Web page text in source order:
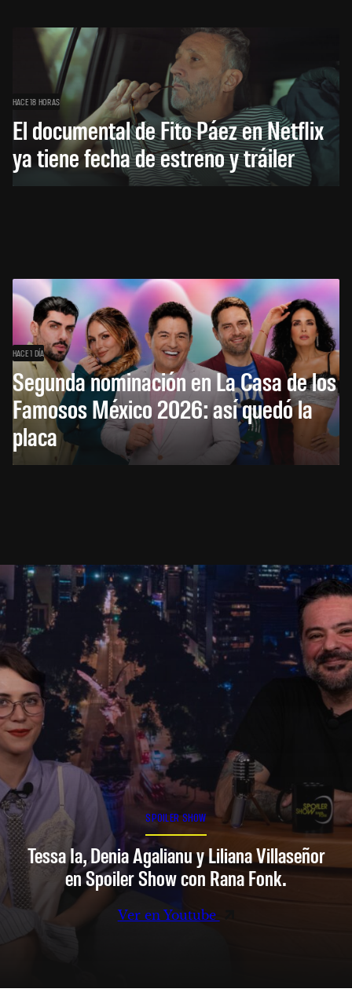
HACE 18 HORAS
El documental de Fito Páez en Netflix
ya tiene fecha de estreno y tráiler
HACE 1 DÍA
Segunda nominación en La Casa de los
Famosos México 2026: así quedó la
placa
SPOILER SHOW
Tessa Ia, Denia Agalianu y Liliana Villaseñor
en Spoiler Show con Rana Fonk.
Ver en Youtube